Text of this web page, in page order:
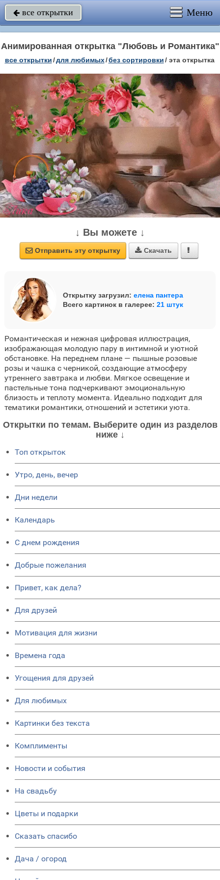
 все открытки Меню
Анимированная открытка "Любовь и Романтика"
все открытки/для любимых/без сортировки/ эта открытка
↓ Вы можете ↓
 Отправить эту открытку  Скачать 
Открытку загрузил: елена пантера
Всего картинок в галерее: 21 штук
Романтическая и нежная цифровая иллюстрация,
изображающая молодую пару в интимной и уютной
обстановке. На переднем плане — пышные розовые
розы и чашка с черникой, создающие атмосферу
утреннего завтрака и любви. Мягкое освещение и
пастельные тона подчеркивают эмоциональную
близость и теплоту момента. Идеально подходит для
тематики романтики, отношений и эстетики уюта.
Открытки по темам. Выберите один из разделов
ниже ↓
Топ открыток
Утро, день, вечер
Дни недели
Календарь
C днем рождения
Добрые пожелания
Привет, как дела?
Для друзей
Мотивация для жизни
Времена года
Угощения для друзей
Для любимых
Картинки без текста
Комплименты
Новости и события
На свадьбу
Цветы и подарки
Сказать спасибо
Дача / огород